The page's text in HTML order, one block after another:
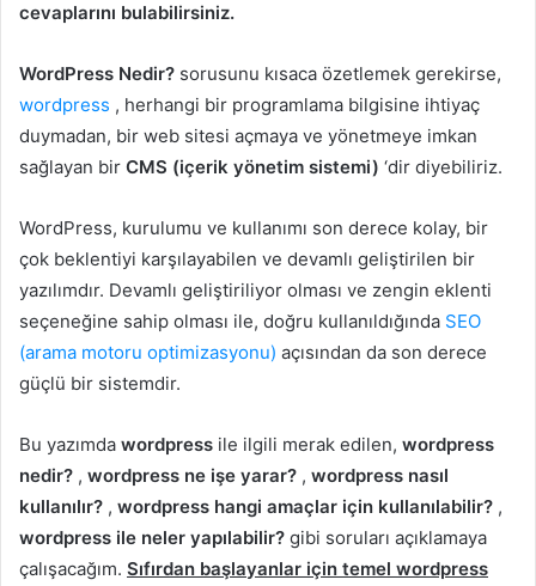
cevaplarını bulabilirsiniz.
WordPress Nedir? sorusunu kısaca özetlemek gerekirse,
wordpress , herhangi bir programlama bilgisine ihtiyaç
duymadan, bir web sitesi açmaya ve yönetmeye imkan
sağlayan bir CMS (içerik yönetim sistemi) ‘dir diyebiliriz.
WordPress, kurulumu ve kullanımı son derece kolay, bir
çok beklentiyi karşılayabilen ve devamlı geliştirilen bir
yazılımdır. Devamlı geliştiriliyor olması ve zengin eklenti
seçeneğine sahip olması ile, doğru kullanıldığında SEO
(arama motoru optimizasyonu) açısından da son derece
güçlü bir sistemdir.
Bu yazımda wordpress ile ilgili merak edilen, wordpress
nedir? , wordpress ne işe yarar? , wordpress nasıl
kullanılır? , wordpress hangi amaçlar için kullanılabilir? ,
wordpress ile neler yapılabilir? gibi soruları açıklamaya
çalışacağım. Sıfırdan başlayanlar için temel wordpress